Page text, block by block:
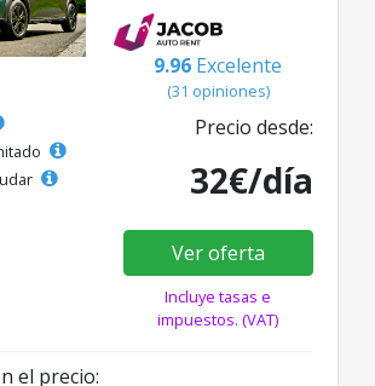
9.96 Excelente
(31 opiniones)
Precio desde:
32€/día
Ver oferta
Incluye tasas e
impuestos. (VAT)
el precio: